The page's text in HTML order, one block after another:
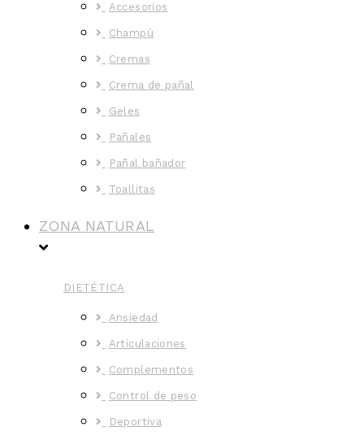
Accesorios
Champú
Cremas
Crema de pañal
Geles
Pañales
Pañal bañador
Toallitas
ZONA NATURAL
DIETÉTICA
Ansiedad
Articulaciones
Complementos
Control de peso
Deportiva